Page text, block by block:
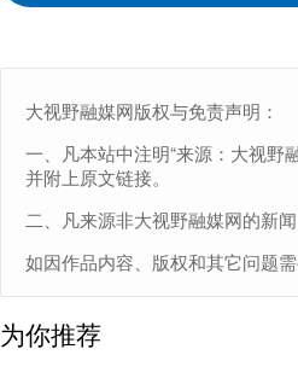
大视野融媒网版权与免责声明：
一、凡本站中注明“来源：大视野
并附上原文链接。
二、凡来源非大视野融媒网的新
如因作品内容、版权和其它问题
为你推荐